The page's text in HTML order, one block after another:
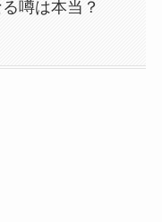
噂は本当？